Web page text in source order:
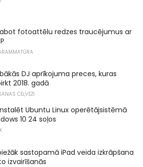
fotoattēlu redzes traucējumus ar
DJ aprīkojuma preces, kuras
2018. gadā
CEĻVEŽI
Ubuntu Linux operētājsistēmā
10 24 soļos
sastopamā iPad veida izkrāpšana
izvairīšanās